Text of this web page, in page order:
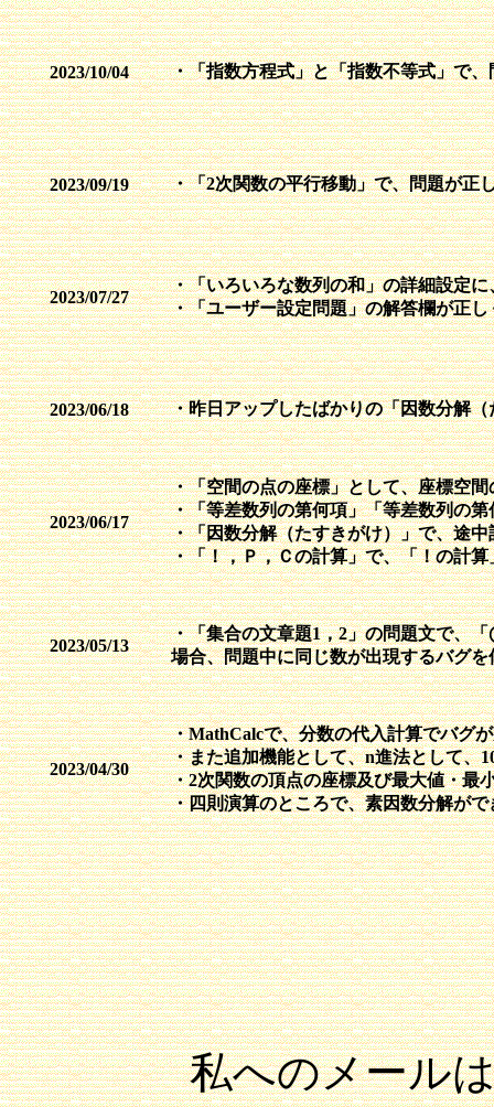
2023/10/04 ・「指数方程式」と「指数不等式」で
2023/09/19 ・「2次関数の平行移動」で、問題が正
2023/07/27
・「いろいろな数列の和」の詳細設定
・「ユーザー設定問題」の解答欄が正
2023/06/18 ・昨日アップしたばかりの「因数分解
2023/06/17
・「空間の点の座標」として、座標空
・「等差数列の第何項」「等差数列の
・「因数分解（たすきがけ）」で、途
・「！，Ｐ，Ｃの計算」で、「！の計
2023/05/13
・「集合の文章題1，2」の問題文で、
場合、問題中に同じ数が出現するバグ
2023/04/30
・MathCalcで、分数の代入計算でバグ
・また追加機能として、n進法として、
・2次関数の頂点の座標及び最大値・最
・四則演算のところで、素因数分解が
私へのメール